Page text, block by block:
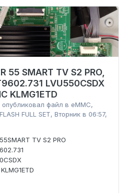
55 SMART TV S2 PRO,
LVU550CSDX
KLMG1ETD
опубликовал файл в eMMC,
FULL SET,Вторник в 06:57,
TV S2 PRO